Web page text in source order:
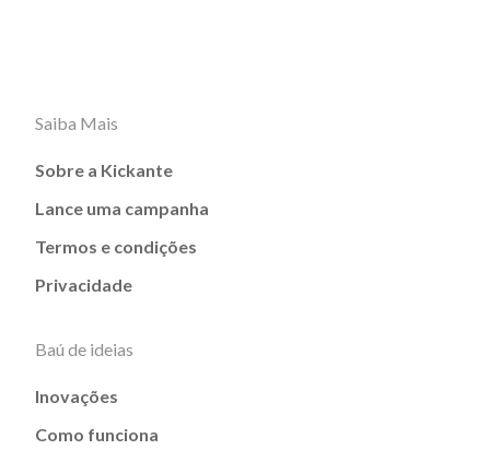
Saiba Mais
Sobre a Kickante
Lance uma campanha
Termos e condições
Privacidade
Baú de ideias
Inovações
Como funciona